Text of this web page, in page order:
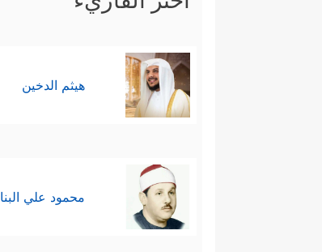
هيثم الدخين
محمود علي البنا